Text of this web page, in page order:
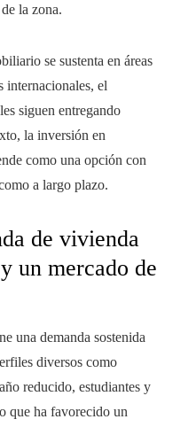
la zona.
se sustenta en áreas
internacionales, el
siguen entregando
la inversión en
como una opción con
a largo plazo.
de vivienda
un mercado de
una demanda sostenida
diversos como
reducido, estudiantes y
que ha favorecido un